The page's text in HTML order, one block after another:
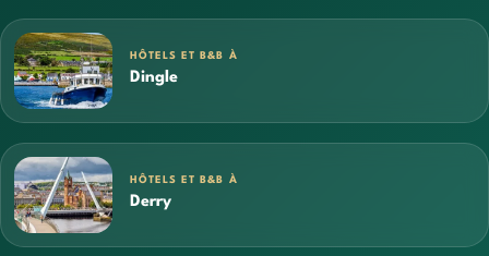
HÔTELS ET B&B À
Dingle
HÔTELS ET B&B À
Derry